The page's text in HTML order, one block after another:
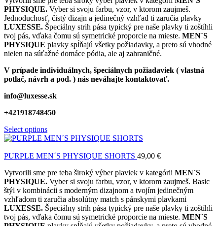
PHYSIQUE. Vyber si svoju farbu, vzor, v ktorom zaujmeš.
Jednoduchosť, čistý dizajn a jedinečný vzhľad ti zaručia plavky
LUXESSE. Špeciálny strih pása typický pre naše plavky ti zoštíhli
tvoj pás, vďaka čomu sú symetrické proporcie na mieste. MEN´S
PHYSIQUE plavky spĺňajú všetky požiadavky, a preto sú vhodné
nielen na súťažné domáce pódia, ale aj zahraničné.
V prípade individuálnych, špeciálnych požiadaviek ( vlastná
potlač, návrh a pod. ) nás neváhajte kontaktovať.
info@luxesse.sk
+421918748450
Select options
PURPLE MEN´S PHYSIQUE SHORTS 49,00 €
Vytvorili sme pre teba široký výber plaviek v kategórii MEN´S
PHYSIQUE. Vyber si svoju farbu, vzor, v ktorom zaujmeš. Basic
štýl v kombinácii s moderným dizajnom a tvojím jedinečným
vzhľadom ti zaručia absolútny match s pánskymi plavkami
LUXESSE. Špeciálny strih pása typický pre naše plavky ti zoštíhli
tvoj pás, vďaka čomu sú symetrické proporcie na mieste. MEN´S